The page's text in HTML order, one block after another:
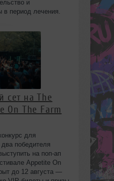
и
в период лечения.
сет на The
On The Farm
для
победителя
на поп‑ап
Appetite On
до 12 августа —